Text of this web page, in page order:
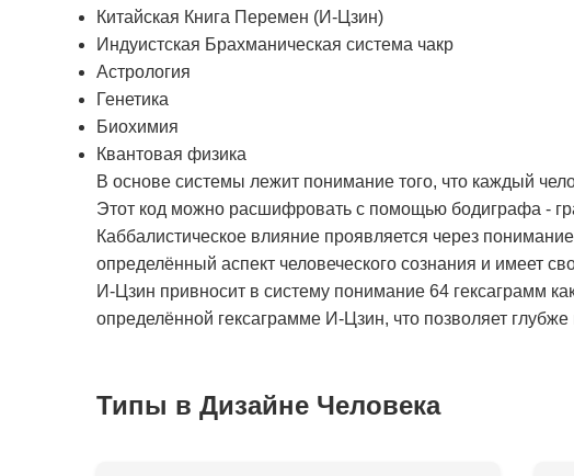
Китайская Книга Перемен (И-Цзин)
Индуистская Брахманическая система чакр
Астрология
Генетика
Биохимия
Квантовая физика
В основе системы лежит понимание того, что каждый
Этот код можно расшифровать с помощью бодиграфа -
Каббалистическое влияние проявляется через
определённый аспект человеческого сознания и имеет
И-Цзин привносит в систему понимание 64 гексаграмм
определённой гексаграмме И-Цзин, что позволяет
Типы в Дизайне Человека